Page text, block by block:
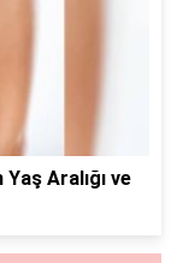
Aralığı ve